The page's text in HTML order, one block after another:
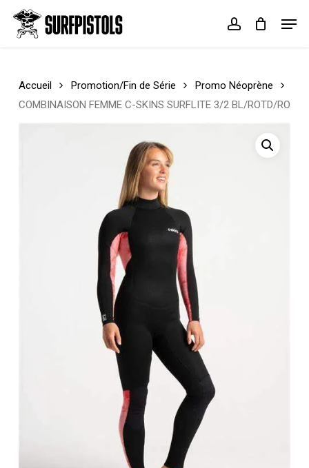
main
account
Cart Close
Accueil Promotion/Fin de Série
Promo Néoprène
COMBINAISON FEMME C-SKINS SURFLITE 3/2 BL/ROTD/RO